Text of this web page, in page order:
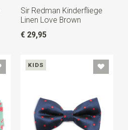
Sir Redman Kinderfliege
Linen Love Brown
€ 29,95
KIDS